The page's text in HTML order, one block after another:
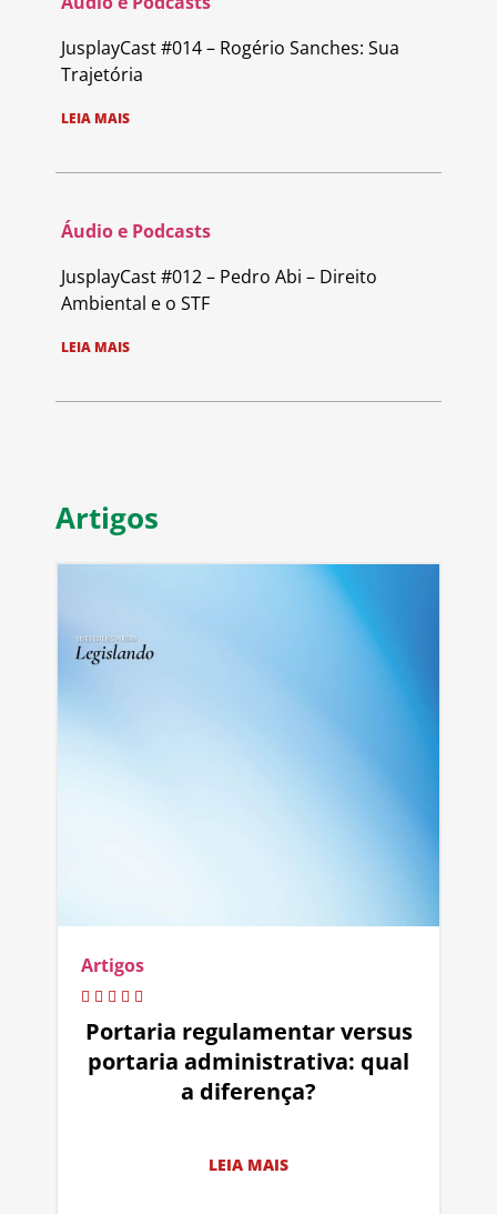
JusplayCast #014 – Rogério Sanches: Sua
Trajetória
LEIA MAIS
Áudio e Podcasts
JusplayCast #012 – Pedro Abi – Direito
Ambiental e o STF
LEIA MAIS
Artigos
Artigos
Portaria regulamentar versus
portaria administrativa: qual
a diferença?
LEIA MAIS